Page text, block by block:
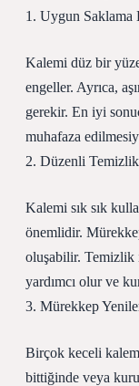
1. Uygun Saklama
Kalemi düz bir
engeller. Ayrıca,
gerekir. En iyi
muhafaza
2. Düzenli Temizlik
Kalemi sık sık
önemlidir.
oluşabilir. Temizlik
yardımcı olur ve
3. Mürekkep
Birçok keceli
bittiğinde veya